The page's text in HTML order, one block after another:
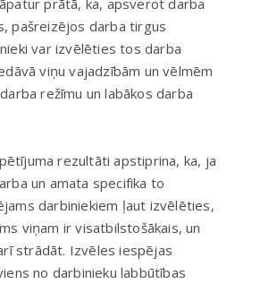
pašreizējos darba tirgus
var izvēlēties tos darba
viņu vajadzībām un vēlmēm
režīmu un labākos darba
rezultāti apstiprina, ka, ja
un amata specifika to
darbiniekiem ļaut izvēlēties,
viņam ir visatbilstošākais, un
strādāt. Izvēles iespējas
no darbinieku labbūtības